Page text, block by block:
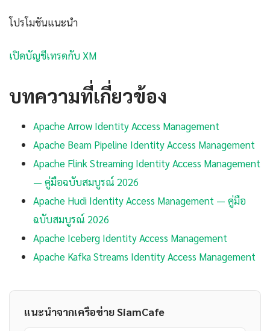
โปรโมชันแนะนำ
เปิดบัญชีเทรดกับ XM
บทความที่เกี่ยวข้อง
Apache Arrow Identity Access Management
Apache Beam Pipeline Identity Access Management
Apache Flink Streaming Identity Access Management
— คู่มือฉบับสมบูรณ์ 2026
Apache Hudi Identity Access Management — คู่มือ
ฉบับสมบูรณ์ 2026
Apache Iceberg Identity Access Management
Apache Kafka Streams Identity Access Management
แนะนำจากเครือข่าย SiamCafe